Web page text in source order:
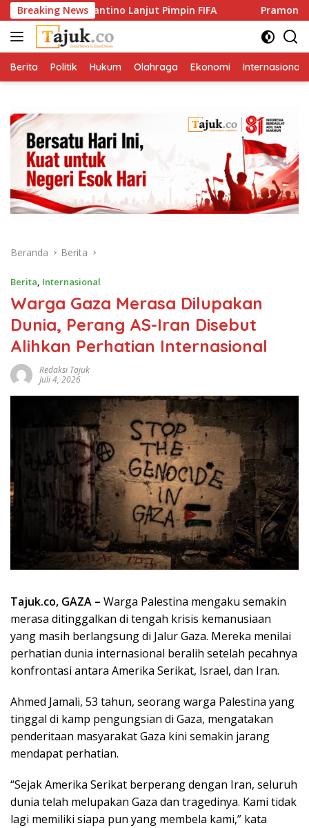
Langsung
ke
konten
Breaking News
Infantino Lanjut Pimpin FIFA Pramono
Berita Politik Hukum Olahraga Ekonomi Internasional
Beranda Berita
Berita, Internasional
Warga Gaza Merasa Dilupakan
Dunia, Perang AS-Iran Disebut
Alihkan Perhatian Internasional
Redaksi Tajuk
Juli 4, 2026
Tajuk.co, GAZA – Warga Palestina mengaku semakin
merasa ditinggalkan di tengah krisis kemanusiaan
yang masih berlangsung di Jalur Gaza. Mereka menilai
perhatian dunia internasional beralih setelah pecahnya
konfrontasi antara Amerika Serikat, Israel, dan Iran.
Ahmed Jamali, 53 tahun, seorang warga Palestina yang
tinggal di kamp pengungsian di Gaza, mengatakan
penderitaan masyarakat Gaza kini semakin jarang
mendapat perhatian.
“Sejak Amerika Serikat berperang dengan Iran, seluruh
dunia telah melupakan Gaza dan tragedinya. Kami tidak
lagi memiliki siapa pun yang membela kami,” kata